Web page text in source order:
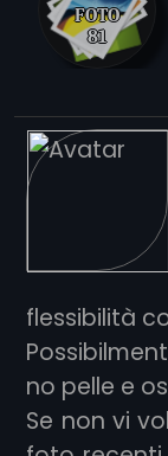
FOTO
81
flessibilità
no pelle e
Se non vi